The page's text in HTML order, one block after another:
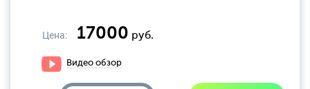
Цена: 17000 руб.
Видео обзор